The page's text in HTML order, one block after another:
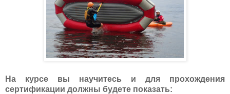
На курсе вы научитесь и для прохождения
сертификации должны будете показать: